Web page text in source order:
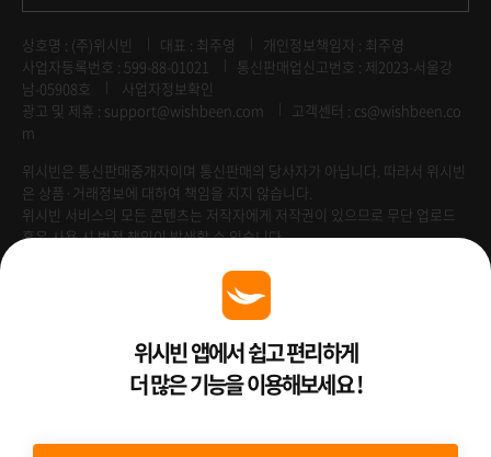
상호명 : (주)위시빈 대표 : 최주영
개인정보책임자 : 최주영
사업자등록번호 : 599-88-01021
통신판매업신고번호 : 제2023-서울강
남-05908호
사업자정보확인
광고 및 제휴 : support@wishbeen.com
고객센터 : cs@wishbeen.co
m
위시빈은 통신판매중개자이며 통신판매의 당사자가 아닙니다. 따라서 위시빈
은 상품·거래정보에 대하여 책임을 지지 않습니다.
위시빈 서비스의 모든 콘텐츠는 저작자에게 저작권이 있으므로 무단 업로드
혹은 사용 시 법적 책임이 발생할 수 있습니다.
Venture Enterprise위시빈 앱에서 쉽고 편리하게
더 많은 기능을 이용해보세요 !